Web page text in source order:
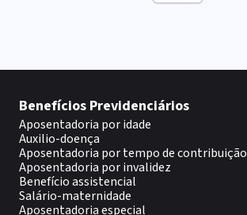
Benefícios Previdenciários
Aposentadoria por idade
Auxilio-doença
Aposentadoria por tempo de contribuição
Aposentadoria por invalidez
Benefício assistencial
Salário-maternidade
Aposentadoria especial